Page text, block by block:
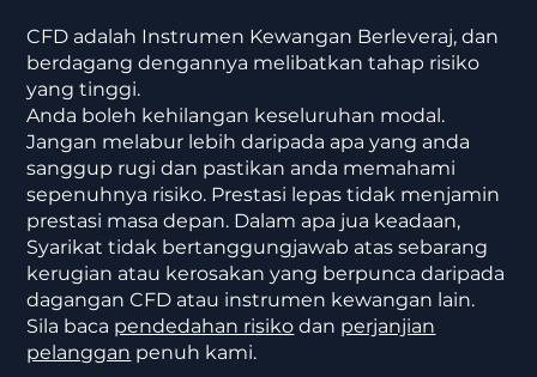
CFD adalah Instrumen Kewangan Berleveraj, dan
berdagang dengannya melibatkan tahap risiko
yang tinggi.
Anda boleh kehilangan keseluruhan modal.
Jangan melabur lebih daripada apa yang anda
sanggup rugi dan pastikan anda memahami
sepenuhnya risiko. Prestasi lepas tidak menjamin
prestasi masa depan. Dalam apa jua keadaan,
Syarikat tidak bertanggungjawab atas sebarang
kerugian atau kerosakan yang berpunca daripada
dagangan CFD atau instrumen kewangan lain.
Sila baca pendedahan risiko dan perjanjian
pelanggan penuh kami.